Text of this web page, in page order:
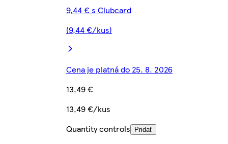
9,44 € s Clubcard
(9,44 €/kus)
Cena je platná do 25. 8. 2026
13,49 €
13,49 €/kus
Quantity controls
Pridať